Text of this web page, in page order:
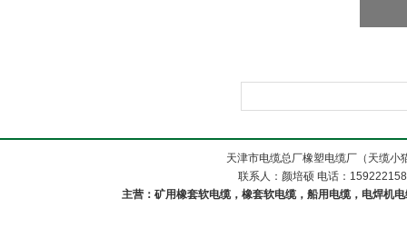
天津市电缆总厂橡塑电缆厂（天缆
联系人：颜培硕 电话：
主营：矿用橡套软电缆，橡套软电缆，船用电缆，电焊机